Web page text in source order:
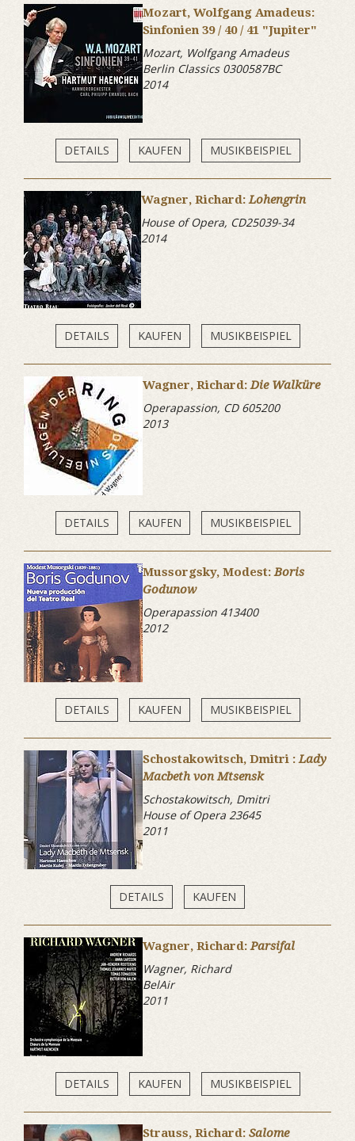
Mozart, Wolfgang Amadeus:
Sinfonien 39 / 40 / 41 "Jupiter"
Mozart, Wolfgang Amadeus
Berlin Classics 0300587BC
2014
DETAILS KAUFEN MUSIKBEISPIEL
Wagner, Richard:Lohengrin
House of Opera, CD25039-34
2014
DETAILS KAUFEN MUSIKBEISPIEL
Wagner, Richard:Die Walküre
Operapassion, CD 605200
2013
DETAILS KAUFEN MUSIKBEISPIEL
Mussorgsky, Modest:Boris
Godunow
Operapassion 413400
2012
DETAILS KAUFEN MUSIKBEISPIEL
Schostakowitsch, Dmitri :Lady
Macbeth von Mtsensk
Schostakowitsch, Dmitri
House of Opera 23645
2011
DETAILS KAUFEN
Wagner, Richard:Parsifal
Wagner, Richard
BelAir
2011
DETAILS KAUFEN MUSIKBEISPIEL
Strauss, Richard: Salome